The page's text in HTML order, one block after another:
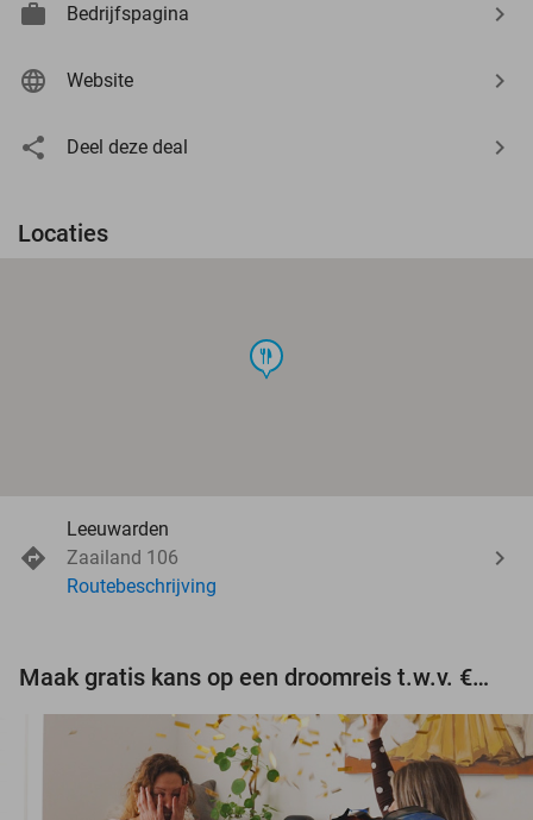
Bedrijfspagina
Website
Deel deze deal
Locaties
food
Leeuwarden
Zaailand 106
Routebeschrijving
Maak gratis kans op een droomreis t.w.v. €3.000!